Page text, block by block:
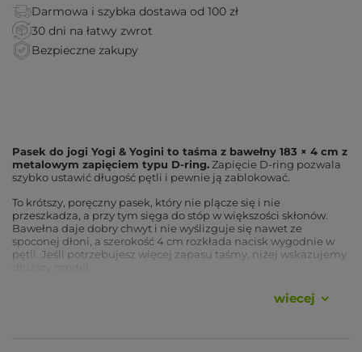
Darmowa i szybka dostawa od 100 zł
30 dni na łatwy zwrot
Bezpieczne zakupy
Pasek do jogi Yogi & Yogini to taśma z bawełny 183 × 4 cm z
metalowym zapięciem typu D-ring.Zapięcie D-ring pozwala
szybko ustawić długość pętli i pewnie ją zablokować.
To krótszy, poręczny pasek, który nie plącze się i nie
przeszkadza, a przy tym sięga do stóp w większości skłonów.
Bawełna daje dobry chwyt i nie wyślizguje się nawet ze
spoconej dłoni, a szerokość 4 cm rozkłada nacisk wygodnie w
pętli. Jeśli potrzebujesz więcej zapasu taśmy, niżej wskazujemy
wiecej